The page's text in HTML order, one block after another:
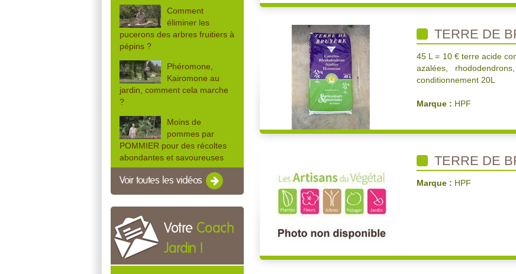
Comment
éliminer les
pucerons des arbres fruitiers à
pépins ?
Phéromone,
Kairomone au
jardin, comment cela marche
?
Moins de
pommes par
POMMIER pour des récoltes
abondantes et savoureuses
Voir toutes les vidéos
Votre Coach
Jardin !
TERRE DE
45 L = 10 € terre acide
azalées,
conditionnement 20L
Marque : HPF
TERRE DE
Marque : HPF